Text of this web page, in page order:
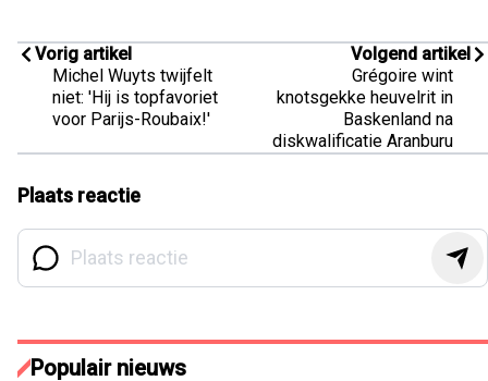
Vorig artikel
Michel Wuyts twijfelt
niet: 'Hij is topfavoriet
voor Parijs-Roubaix!'
Volgend artikel
Grégoire wint
knotsgekke heuvelrit in
Baskenland na
diskwalificatie Aranburu
Plaats reactie
Populair nieuws